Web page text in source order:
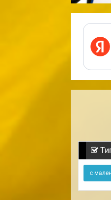
с